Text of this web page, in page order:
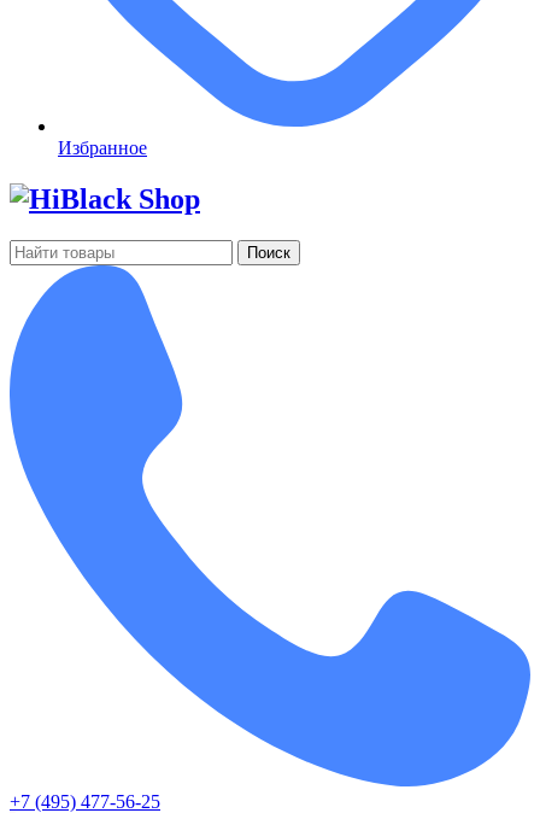
Избранное
Поиск
+7 (495) 477-56-25